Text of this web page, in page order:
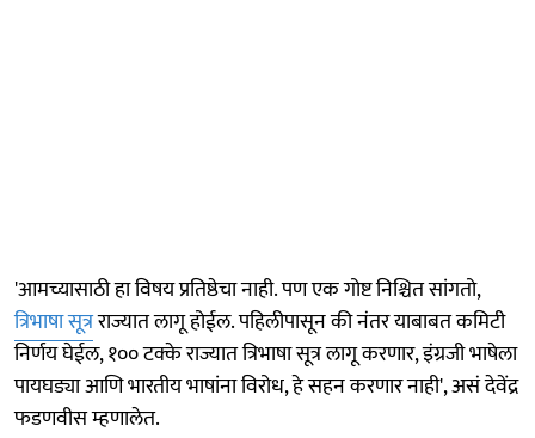
'आमच्यासाठी हा विषय प्रतिष्ठेचा नाही. पण एक गोष्ट निश्चित सांगतो,
त्रिभाषा सूत्रराज्यात लागू होईल. पहिलीपासून की नंतर याबाबत कमिटी
निर्णय घेईल, १०० टक्के राज्यात त्रिभाषा सूत्र लागू करणार, इंग्रजी भाषेला
पायघड्या आणि भारतीय भाषांना विरोध, हे सहन करणार नाही', असं देवेंद्र
फडणवीस म्हणालेत.